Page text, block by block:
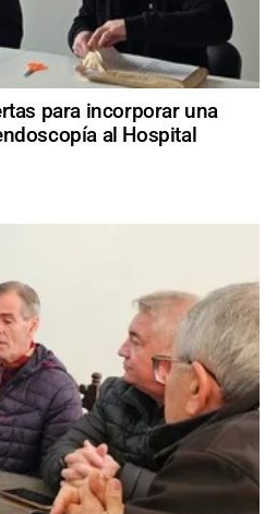
para incorporar una
al Hospital